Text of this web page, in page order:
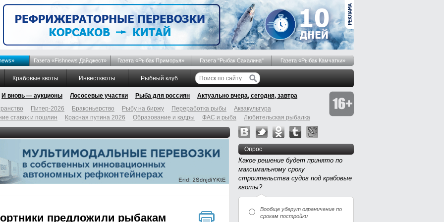
Газета «Fishnews Дайджест» Газета «Рыбак Приморья» Газета "Рыбак Сахалина" Газета «Рыбак Камчатки»
Крабовые квоты Инвестквоты Рыбный клуб
И вновь — аукционы Лососевые участки Рыба для россиян
Актуально вчера, сегодня, завтра
Питер-2026 Браконьерство Рыбу на биржу Переработка рыбы
Аквакультура
ставок и пошлин Красная путина 2026 Образование и кадры ФАС и рыба Любительская рыбалка
предложили рыбакам
Опрос
Какое решение будет принято по
максимальному сроку
строительства судов под крабовые
квоты?
Вообще уберут ограничение по
срокам постройки